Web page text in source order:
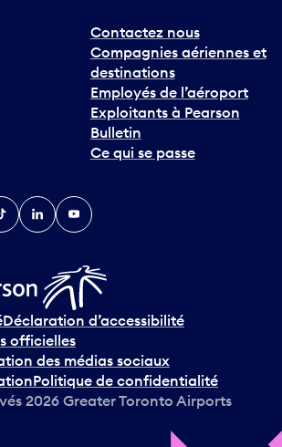
Compagnies aériennes et
destinations
Employés de l’aéroport
Exploitants à Pearson
Bulletin
Ce qui se passe
Déclaration d’accessibilité
officielles
des médias sociaux
Politique de confidentialité
2026Greater Toronto Airports